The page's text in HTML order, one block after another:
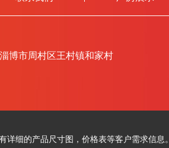
博市周村区王村镇和家村
细的产品尺寸图，价格表等客户需求信息。